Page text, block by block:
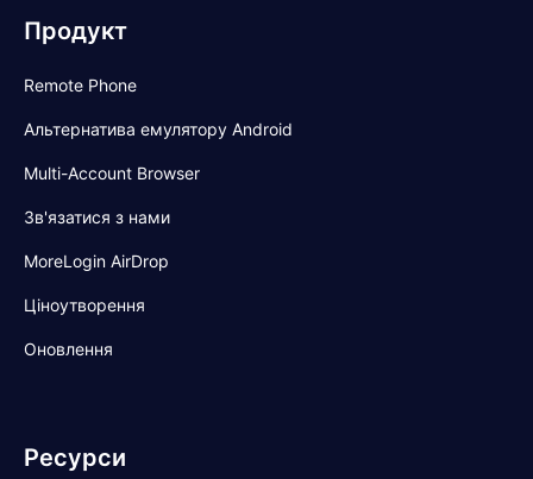
Продукт
Remote Phone
Альтернатива емулятору Android
Multi-Account Browser
Зв'язатися з нами
MoreLogin AirDrop
Ціноутворення
Оновлення
Ресурси